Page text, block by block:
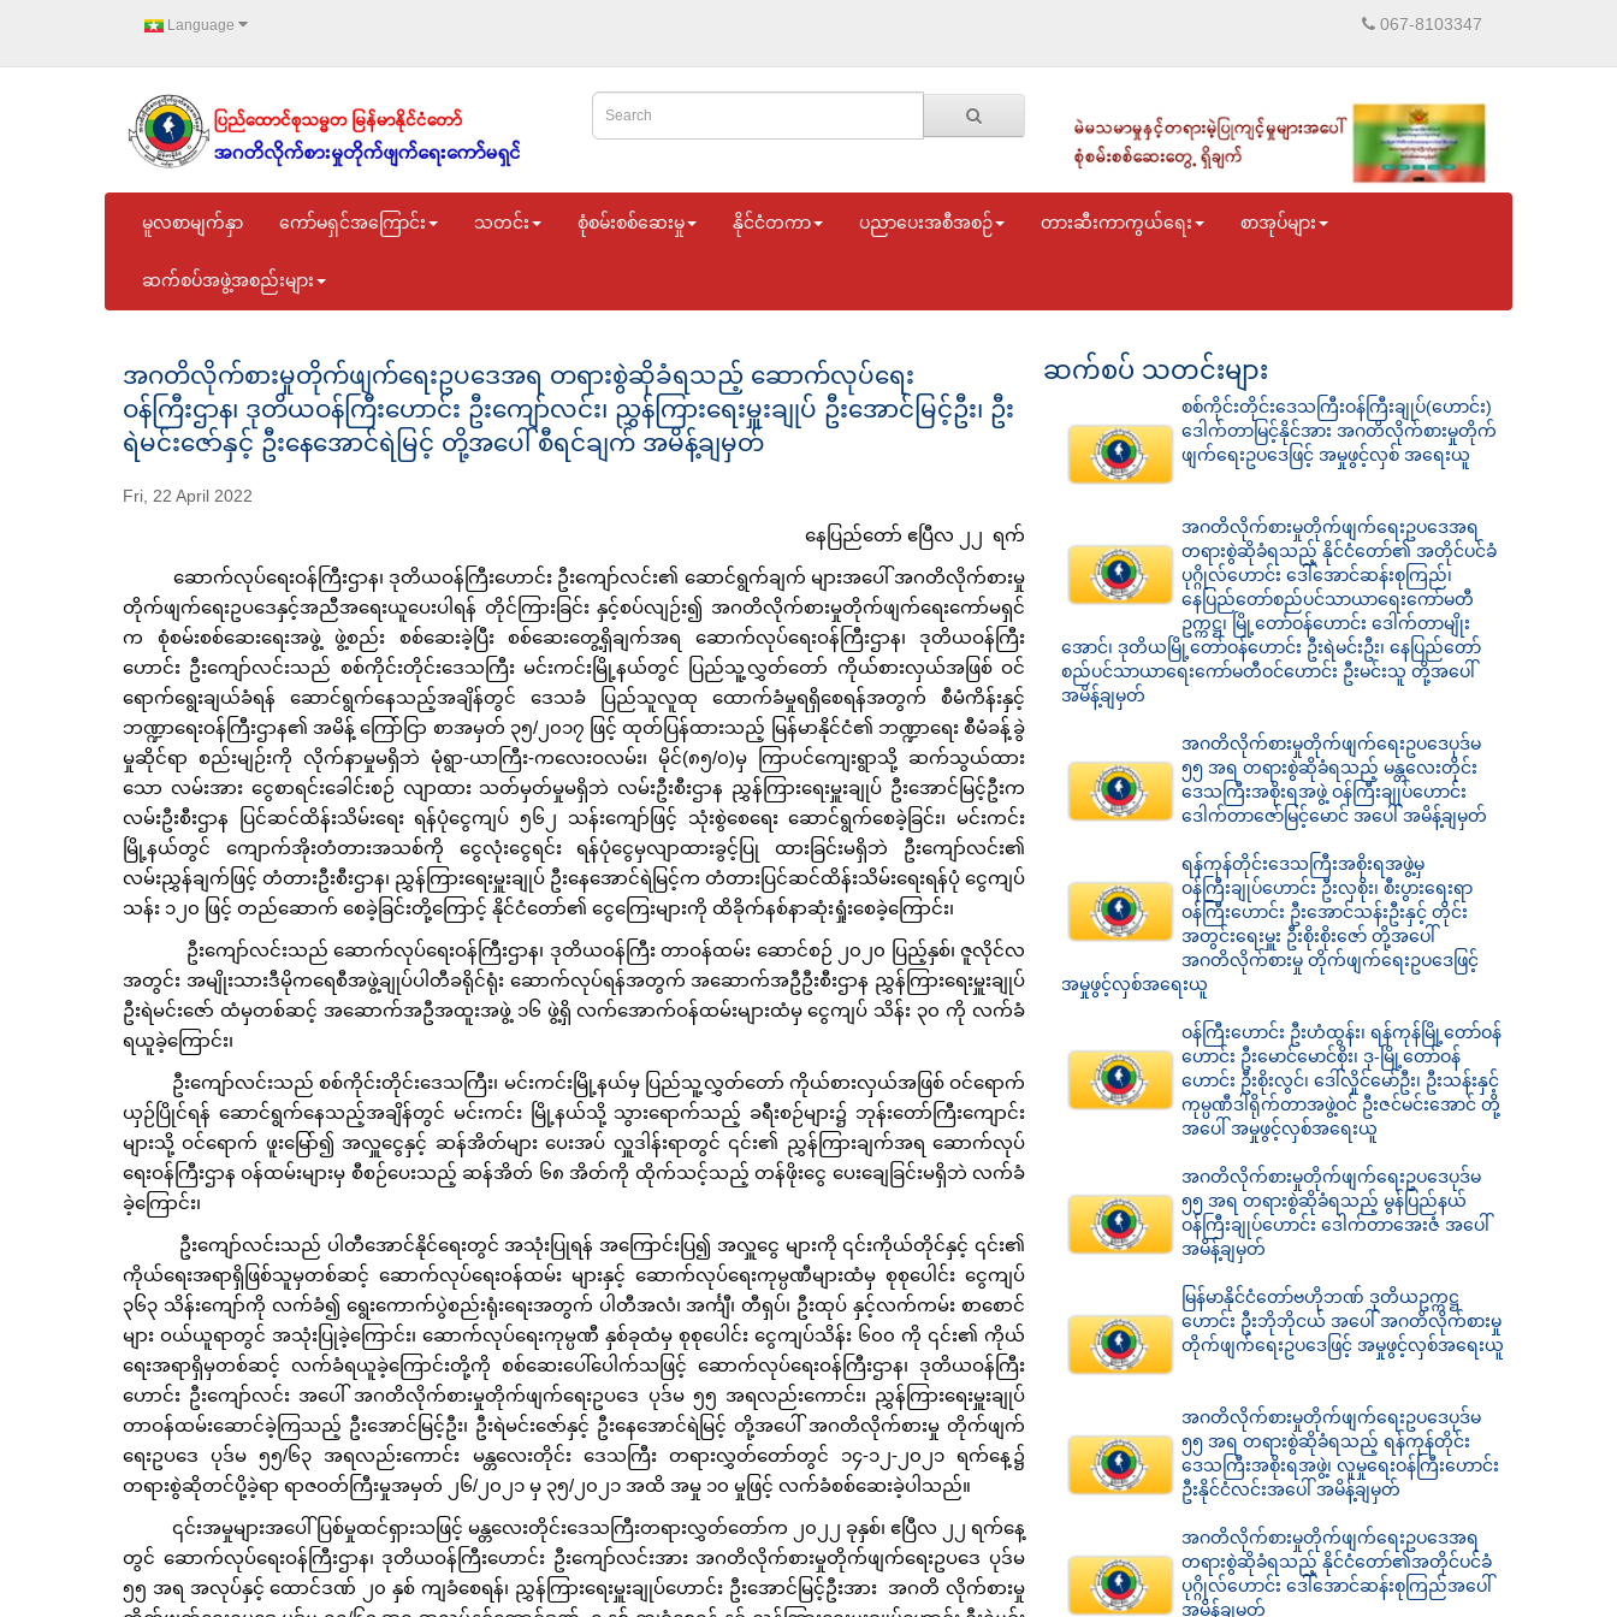
Language 067-8103347
မူလစာမျက်နှာ ကော်မရှင်အကြောင်း သတင်း စုံစမ်းစစ်ဆေးမှု နိုင်ငံတကာ ပညာပေးအစီအစဉ် တားဆီးကာကွယ်ရေး စာအုပ်များ
ဆက်စပ်အဖွဲ့အစည်းများ
အဂတိလိုက်စားမှုတိုက်ဖျက်ရေးဥပဒေအရ တရားစွဲဆိုခံရသည့် ဆောက်လုပ်ရေး
ဝန်ကြီးဌာန၊ ဒုတိယဝန်ကြီးဟောင်း ဦးကျော်လင်း၊ ညွှန်ကြားရေးမှူးချုပ် ဦးအောင်မြင့်ဦး၊ ဦး
ရဲမင်းဇော်နှင့် ဦးနေအောင်ရဲမြင့် တို့အပေါ် စီရင်ချက် အမိန့်ချမှတ်
Fri, 22 April 2022
နေပြည်တော် ဧပြီလ ၂၂ ရက်
ဆောက်လုပ်ရေးဝန်ကြီးဌာန၊ ဒုတိယဝန်ကြီးဟောင်း ဦးကျော်လင်း၏ ဆောင်ရွက်ချက် များအပေါ် အဂတိလိုက်စားမှု
တိုက်ဖျက်ရေးဥပဒေနှင့်အညီအရေးယူပေးပါရန် တိုင်ကြားခြင်း နှင့်စပ်လျဉ်း၍ အဂတိလိုက်စားမှုတိုက်ဖျက်ရေးကော်မရှင်
က စုံစမ်းစစ်ဆေးရေးအဖွဲ့ ဖွဲ့စည်း စစ်ဆေးခဲ့ပြီး စစ်ဆေးတွေ့ရှိချက်အရ ဆောက်လုပ်ရေးဝန်ကြီးဌာန၊ ဒုတိယဝန်ကြီး
ဟောင်း ဦးကျော်လင်းသည် စစ်ကိုင်းတိုင်းဒေသကြီး မင်းကင်းမြို့နယ်တွင် ပြည်သူ့လွှတ်တော် ကိုယ်စားလှယ်အဖြစ် ဝင်
ရောက်ရွေးချယ်ခံရန် ဆောင်ရွက်နေသည့်အချိန်တွင် ဒေသခံ ပြည်သူလူထု ထောက်ခံမှုရရှိစေရန်အတွက် စီမံကိန်းနှင့်
ဘဏ္ဍာရေးဝန်ကြီးဌာန၏ အမိန့် ကြော်ငြာ စာအမှတ် ၃၅/၂၀၁၇ ဖြင့် ထုတ်ပြန်ထားသည့် မြန်မာနိုင်ငံ၏ ဘဏ္ဍာရေး စီမံခန့်ခွဲ
မှုဆိုင်ရာ စည်းမျဉ်းကို လိုက်နာမှုမရှိဘဲ မုံရွာ-ယာကြီး-ကလေးဝလမ်း၊ မိုင်(၈၅/၀)မှ ကြာပင်ကျေးရွာသို့ ဆက်သွယ်ထား
သော လမ်းအား ငွေစာရင်းခေါင်းစဉ် လျာထား သတ်မှတ်မှုမရှိဘဲ လမ်းဦးစီးဌာန ညွှန်ကြားရေးမှူးချုပ် ဦးအောင်မြင့်ဦးက
လမ်းဦးစီးဌာန ပြင်ဆင်ထိန်းသိမ်းရေး ရန်ပုံငွေကျပ် ၅၆၂ သန်းကျော်ဖြင့် သုံးစွဲစေရေး ဆောင်ရွက်စေခဲ့ခြင်း၊ မင်းကင်း
မြို့နယ်တွင် ကျောက်အိုးတံတားအသစ်ကို ငွေလုံးငွေရင်း ရန်ပုံငွေမှလျာထားခွင့်ပြု ထားခြင်းမရှိဘဲ ဦးကျော်လင်း၏
လမ်းညွှန်ချက်ဖြင့် တံတားဦးစီးဌာန၊ ညွှန်ကြားရေးမှူးချုပ် ဦးနေအောင်ရဲမြင့်က တံတားပြင်ဆင်ထိန်းသိမ်းရေးရန်ပုံ ငွေကျပ်
သန်း ၁၂၀ ဖြင့် တည်ဆောက် စေခဲ့ခြင်းတို့ကြောင့် နိုင်ငံတော်၏ ငွေကြေးများကို ထိခိုက်နစ်နာဆုံးရှုံးစေခဲ့ကြောင်း၊
ဦးကျော်လင်းသည် ဆောက်လုပ်ရေးဝန်ကြီးဌာန၊ ဒုတိယဝန်ကြီး တာဝန်ထမ်း ဆောင်စဉ် ၂၀၂၀ ပြည့်နှစ်၊ ဇူလိုင်လ
အတွင်း အမျိုးသားဒီမိုကရေစီအဖွဲ့ချုပ်ပါတီခရိုင်ရုံး ဆောက်လုပ်ရန်အတွက် အဆောက်အဦဦးစီးဌာန ညွှန်ကြားရေးမှူးချုပ်
ဦးရဲမင်းဇော် ထံမှတစ်ဆင့် အဆောက်အဦအထူးအဖွဲ့ ၁၆ ဖွဲ့ရှိ လက်အောက်ဝန်ထမ်းများထံမှ ငွေကျပ် သိန်း ၃၀ ကို လက်ခံ
ရယူခဲ့ကြောင်း၊
ဦးကျော်လင်းသည် စစ်ကိုင်းတိုင်းဒေသကြီး၊ မင်းကင်းမြို့နယ်မှ ပြည်သူ့လွှတ်တော် ကိုယ်စားလှယ်အဖြစ် ဝင်ရောက်
ယှဉ်ပြိုင်ရန် ဆောင်ရွက်နေသည့်အချိန်တွင် မင်းကင်း မြို့နယ်သို့ သွားရောက်သည့် ခရီးစဉ်များ၌ ဘုန်းတော်ကြီးကျောင်း
များသို့ ဝင်ရောက် ဖူးမြော်၍ အလှူငွေနှင့် ဆန်အိတ်များ ပေးအပ် လှူဒါန်းရာတွင် ၎င်း၏ ညွှန်ကြားချက်အရ ဆောက်လုပ်
ရေးဝန်ကြီးဌာန ဝန်ထမ်းများမှ စီစဉ်ပေးသည့် ဆန်အိတ် ၆၈ အိတ်ကို ထိုက်သင့်သည့် တန်ဖိုးငွေ ပေးချေခြင်းမရှိဘဲ လက်ခံ
ခဲ့ကြောင်း၊
ဦးကျော်လင်းသည် ပါတီအောင်နိုင်ရေးတွင် အသုံးပြုရန် အကြောင်းပြ၍ အလှူငွေ များကို ၎င်းကိုယ်တိုင်နှင့် ၎င်း၏
ကိုယ်ရေးအရာရှိဖြစ်သူမှတစ်ဆင့် ဆောက်လုပ်ရေးဝန်ထမ်း များနှင့် ဆောက်လုပ်ရေးကုမ္ပဏီများထံမှ စုစုပေါင်း ငွေကျပ်
၃၆၃ သိန်းကျော်ကို လက်ခံ၍ ရွေးကောက်ပွဲစည်းရုံးရေးအတွက် ပါတီအလံ၊ အင်္ကျီ၊ တီရှပ်၊ ဦးထုပ် နှင့်လက်ကမ်း စာစောင်
များ ဝယ်ယူရာတွင် အသုံးပြုခဲ့ကြောင်း၊ ဆောက်လုပ်ရေးကုမ္ပဏီ နှစ်ခုထံမှ စုစုပေါင်း ငွေကျပ်သိန်း ၆၀၀ ကို ၎င်း၏ ကိုယ်
ရေးအရာရှိမှတစ်ဆင့် လက်ခံရယူခဲ့ကြောင်းတို့ကို စစ်ဆေးပေါ်ပေါက်သဖြင့် ဆောက်လုပ်ရေးဝန်ကြီးဌာန၊ ဒုတိယဝန်ကြီး
ဟောင်း ဦးကျော်လင်း အပေါ် အဂတိလိုက်စားမှုတိုက်ဖျက်ရေးဥပဒေ ပုဒ်မ ၅၅ အရလည်းကောင်း၊ ညွှန်ကြားရေးမှူးချုပ်
တာဝန်ထမ်းဆောင်ခဲ့ကြသည့် ဦးအောင်မြင့်ဦး၊ ဦးရဲမင်းဇော်နှင့် ဦးနေအောင်ရဲမြင့် တို့အပေါ် အဂတိလိုက်စားမှု တိုက်ဖျက်
ရေးဥပဒေ ပုဒ်မ ၅၅/၆၃ အရလည်းကောင်း မန္တလေးတိုင်း ဒေသကြီး တရားလွှတ်တော်တွင် ၁၄-၁၂-၂၀၂၁ ရက်နေ့၌
တရားစွဲဆိုတင်ပို့ခဲ့ရာ ရာဇဝတ်ကြီးမှုအမှတ် ၂၆/၂၀၂၁ မှ ၃၅/၂၀၂၁ အထိ အမှု ၁၀ မှုဖြင့် လက်ခံစစ်ဆေးခဲ့ပါသည်။
၎င်းအမှုများအပေါ် ပြစ်မှုထင်ရှားသဖြင့် မန္တလေးတိုင်းဒေသကြီးတရားလွှတ်တော်က ၂၀၂၂ ခုနှစ်၊ ဧပြီလ ၂၂ ရက်နေ့
တွင် ဆောက်လုပ်ရေးဝန်ကြီးဌာန၊ ဒုတိယဝန်ကြီးဟောင်း ဦးကျော်လင်းအား အဂတိလိုက်စားမှုတိုက်ဖျက်ရေးဥပဒေ ပုဒ်မ
၅၅ အရ အလုပ်နှင့် ထောင်ဒဏ် ၂၀ နှစ် ကျခံစေရန်၊ ညွှန်ကြားရေးမှူးချုပ်ဟောင်း ဦးအောင်မြင့်ဦးအား အဂတိ လိုက်စားမှု
ဆက်စပ် သတင်းများ
စစ်ကိုင်းတိုင်းဒေသကြီးဝန်ကြီးချုပ်(ဟောင်း)
ဒေါက်တာမြင့်နိုင်အား အဂတိလိုက်စားမှုတိုက်
ဖျက်ရေးဥပဒေဖြင့် အမှုဖွင့်လှစ် အရေးယူ
အဂတိလိုက်စားမှုတိုက်ဖျက်ရေးဥပဒေအရ
တရားစွဲဆိုခံရသည့် နိုင်ငံတော်၏ အတိုင်ပင်ခံ
ပုဂ္ဂိုလ်ဟောင်း ဒေါ်အောင်ဆန်းစုကြည်၊
နေပြည်တော်စည်ပင်သာယာရေးကော်မတီ
ဥက္ကဋ္ဌ၊ မြို့တော်ဝန်ဟောင်း ဒေါက်တာမျိုး
အောင်၊ ဒုတိယမြို့တော်ဝန်ဟောင်း ဦးရဲမင်းဦး၊ နေပြည်တော်
စည်ပင်သာယာရေးကော်မတီဝင်ဟောင်း ဦးမင်းသူ တို့အပေါ်
အမိန့်ချမှတ်
အဂတိလိုက်စားမှုတိုက်ဖျက်ရေးဥပဒေပုဒ်မ
၅၅ အရ တရားစွဲဆိုခံရသည့် မန္တလေးတိုင်း
ဒေသကြီးအစိုးရအဖွဲ့ ဝန်ကြီးချုပ်ဟောင်း
ဒေါက်တာဇော်မြင့်မောင် အပေါ် အမိန့်ချမှတ်
ရန်ကုန်တိုင်းဒေသကြီးအစိုးရအဖွဲ့မှ
ဝန်ကြီးချုပ်ဟောင်း ဦးလှစိုး၊ စီးပွားရေးရာ
ဝန်ကြီးဟောင်း ဦးအောင်သန်းဦးနှင့် တိုင်း
အတွင်းရေးမှူး ဦးစိုးစိုးဇော် တို့အပေါ်
အဂတိလိုက်စားမှု တိုက်ဖျက်ရေးဥပဒေဖြင့်
အမှုဖွင့်လှစ်အရေးယူ
ဝန်ကြီးဟောင်း ဦးဟံထွန်း၊ ရန်ကုန်မြို့တော်ဝန်
ဟောင်း ဦးမောင်မောင်စိုး၊ ဒု-မြို့တော်ဝန်
ဟောင်း ဦးစိုးလွင်၊ ဒေါ်လှိုင်မော်ဦး၊ ဦးသန်းနှင့်
ကုမ္ပဏီဒါရိုက်တာအဖွဲ့ဝင် ဦးဇင်မင်းအောင် တို့
အပေါ် အမှုဖွင့်လှစ်အရေးယူ
အဂတိလိုက်စားမှုတိုက်ဖျက်ရေးဥပဒေပုဒ်မ
၅၅ အရ တရားစွဲဆိုခံရသည့် မွန်ပြည်နယ်
ဝန်ကြီးချုပ်ဟောင်း ဒေါက်တာအေးဇံ အပေါ်
အမိန့်ချမှတ်
မြန်မာနိုင်ငံတော်ဗဟိုဘဏ် ဒုတိယဥက္ကဋ္ဌ
ဟောင်း ဦးဘိုဘိုငယ် အပေါ် အဂတိလိုက်စားမှု
တိုက်ဖျက်ရေးဥပဒေဖြင့် အမှုဖွင့်လှစ်အရေးယူ
အဂတိလိုက်စားမှုတိုက်ဖျက်ရေးဥပဒေပုဒ်မ
၅၅ အရ တရားစွဲဆိုခံရသည့် ရန်ကုန်တိုင်း
ဒေသကြီးအစိုးရအဖွဲ့၊ လူမှုရေးဝန်ကြီးဟောင်း
ဦးနိုင်ငံလင်းအပေါ် အမိန့်ချမှတ်
အဂတိလိုက်စားမှုတိုက်ဖျက်ရေးဥပဒေအရ
တရားစွဲဆိုခံရသည့် နိုင်ငံတော်၏အတိုင်ပင်ခံ
ပုဂ္ဂိုလ်ဟောင်း ဒေါ်အောင်ဆန်းစုကြည်အပေါ်
အမိန့်ချမှတ်